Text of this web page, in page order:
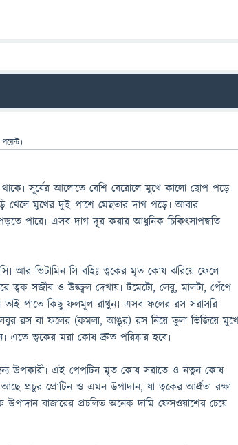
পয়েন্ট)
সূর্যের আলোতে বেশি বেরোলে মুখে কালো ছোপ পড়ে৷
বড়ি খেলে মুখের দুই পাশে মেছতার দাগ পড়ে৷ আবার
পারে৷ এসব দাগ দূর করার আধুনিক চিকিৎসাপদ্ধতি
আর ভিটামিন সি বহিঃ ত্বকের মৃত কোষ ঝরিয়ে ফেলে
ত্বক সজীব ও উজ্জ্বল দেখায়৷ টমেটো, লেবু, মালটা, পেঁপে
তাই পাতে কিছু ফলমূল রাখুন৷ এসব ফলের রস সরাসরি
রস বা ফলের (কমলা, আঙুর) রস নিয়ে তুলা ভিজিয়ে
এতে ত্বকের মরা কোষ দ্রুত পরিষ্কার হবে৷
উপকারী৷ এই পেপটিন মৃত কোষ সরাতে ও নতুন কোষ
প্রচুর প্রোটিন ও এমন উপাদান, যা ত্বকের আর্দ্রতা রক্ষা
বাজারের প্রচলিত অনেক দামি ফেসওয়াশের চেয়ে